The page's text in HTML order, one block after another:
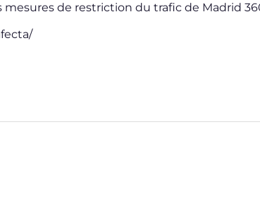
de restriction du trafic de Madrid